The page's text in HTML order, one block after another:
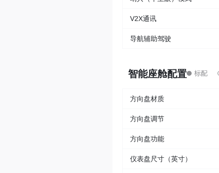
V2X通讯
导航辅助驾驶
智能座舱配置
方向盘材质
方向盘调节
方向盘功能
仪表盘尺寸（英寸）